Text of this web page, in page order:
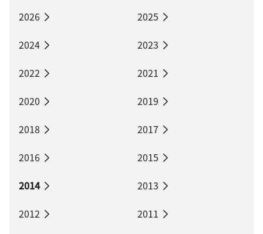
2026
2025
2024
2023
2022
2021
2020
2019
2018
2017
2016
2015
2014
2013
2012
2011